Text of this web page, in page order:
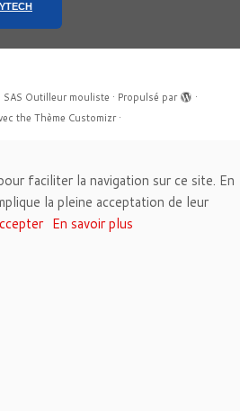
Outilleur mouliste · Propulsé par
·
the Thème Customizr·
faciliter la navigation sur ce site. En
la pleine acceptation de leur
En savoir plus